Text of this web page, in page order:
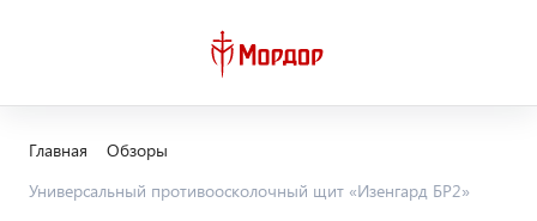
Главная
Обзоры
Универсальный противоосколочный щит «Изенгард БР2»